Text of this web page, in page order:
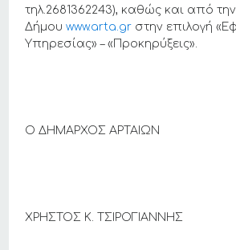
τηλ.2681362243), καθώς και από
Δήμουwww.arta.gr στην επιλογή
Υπηρεσίας» – «Προκηρύξεις».
Ο ΔΗΜΑΡΧΟΣ ΑΡΤΑΙΩΝ
ΧΡΗΣΤΟΣ Κ. ΤΣΙΡΟΓΙΑΝΝΗΣ